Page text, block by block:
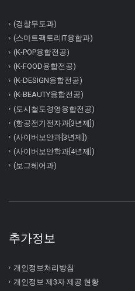
(경찰무도과)
(스마트팩토리IT융합과)
(K-POP융합전공)
(K-FOOD융합전공)
(K-DESIGN융합전공)
(K-BEAUTY융합전공)
(도시철도경영융합전공)
(항공전기전자과[3년제])
(사이버보안과[3년제])
(사이버보안학과[4년제])
(보그헤어과)
추가정보
개인정보처리방침
개인정보 제3자 제공 현황